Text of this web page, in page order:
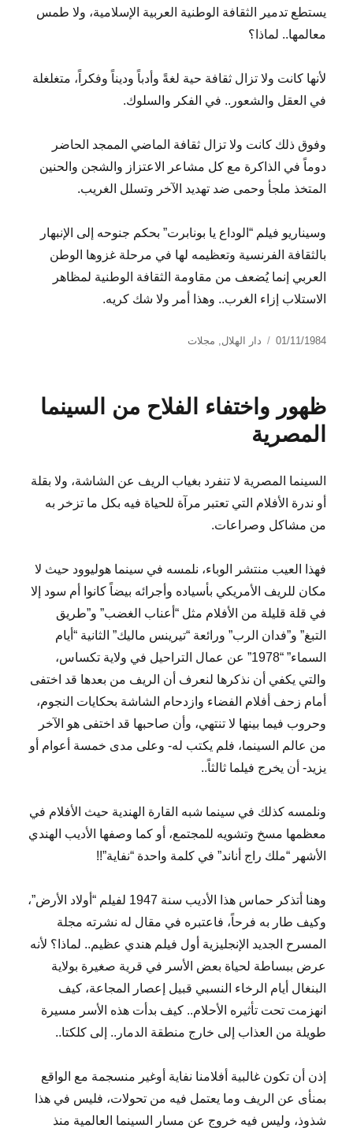
يستطع تدمير الثقافة الوطنية العربية الإسلامية، ولا طمس
معالمها.. لماذا؟
لأنها كانت ولا تزال ثقافة حية لغةً وأدباً وديناً وفكراً، متغلغلة
في العقل والشعور.. في الفكر والسلوك.
وفوق ذلك كانت ولا تزال ثقافة الماضي الممجد الحاضر
دوماً في الذاكرة مع كل مشاعر الاعتزاز والشجن والحنين
المتخذ ملجأ وحمى ضد تهديد الآخر وتسلل الغريب.
وسيناريو فيلم “الوداع يا بونابرت” بحكم جنوحه إلى الإنبهار
بالثقافة الفرنسية وتعظيمه لها في مرحلة غزوها الوطن
العربي إنما يُضعف من مقاومة الثقافة الوطنية لمظاهر
الاستلاب إزاء الغرب.. وهذا أمر ولا شك كريه.
نُشرت
01/11/1984 التصنيفات
دار الهلال مجلات
ظهور واختفاء الفلاح من السينما
المصرية
السينما المصرية لا تنفرد بغياب الريف عن الشاشة، ولا بقلة
أو ندرة الأفلام التي تعتبر مرآة للحياة فيه بكل ما تزخر به
من مشاكل وصراعات.
فهذا العيب منتشر الوباء، نلمسه في سينما هوليوود حيث لا
مكان للريف الأمريكي بأسياده وأجرائه بيضاً كانوا أم سود إلا
في قلة قليلة من الأفلام مثل “أعناب الغضب” و”طريق
التبغ” و”فدان الرب” ورائعة “تيرينس ماليك” الثانية “أيام
السماء” “1978” عن عمال التراحيل في ولاية تكساس،
والتي يكفي أن نذكرها لنعرف أن الريف من بعدها قد اختفى
أمام زحف أفلام الفضاء وازدحام الشاشة بحكايات النجوم،
وحروب فيما بينها لا تنتهي، وأن صاحبها قد اختفى هو الآخر
من عالم السينما، فلم يكتب له- وعلى مدى خمسة أعوام أو
يزيد- أن يخرج فيلما ثالثاً..
ونلمسه كذلك في سينما شبه القارة الهندية حيث الأفلام في
معظمها مسخ وتشويه للمجتمع، أو كما وصفها الأديب الهندي
الأشهر “ملك راج أناند” في كلمة واحدة “نفاية”!!
وهنا أتذكر حماس هذا الأديب سنة 1947 لفيلم “أولاد الأرض”،
وكيف طار به فرحاً، فاعتبره في مقال له نشرته مجلة
المسرح الجديد الإنجليزية أول فيلم هندي عظيم.. لماذا؟ لأنه
عرض ببساطة لحياة بعض الأسر في قرية صغيرة بولاية
البنغال أيام الرخاء النسبي قبيل إعصار المجاعة، كيف
انهزمت تحت تأثيره الأحلام.. كيف بدأت هذه الأسر مسيرة
طويلة من العذاب إلى خارج منطقة الدمار.. إلى كلكتا..
إذن أن تكون غالبية أفلامنا نفاية أوغير منسجمة مع الواقع
بمنأى عن الريف وما يعتمل فيه من تحولات، فليس في هذا
شذوذ، وليس فيه خروج عن مسار السينما العالمية منذ